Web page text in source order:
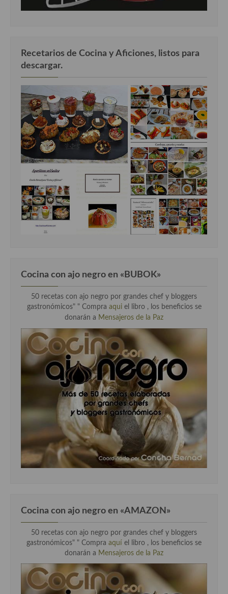
Recetarios de Cocina y Aficiones, listos para
descargar.
Cocina con ajo negro en «BUBOK»
50 recetas con ajo negro por grandes chef y bloggers
gastronómicos" " Compra aqui el libro , los beneficios se
donarán a Mensajeros de la Paz
Cocina con ajo negro en «AMAZON»
50 recetas con ajo negro por grandes chef y bloggers
gastronómicos" " Compra aquí el libro , los beneficios se
donarán a Mensajeros de la Paz